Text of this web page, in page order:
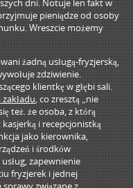
dni. Notuje len fakt w
pieniądze od osoby
Wreszcie możemy
żadną usługą-fryzjerską,
zdziwienie.
klientkę w głębi sali.
zakładu, co zresztą „nie
też. że osoba, z którą
i recepcjonistką
jako kierownika,
i środków
zapewnienie
fryzjerek i jednej